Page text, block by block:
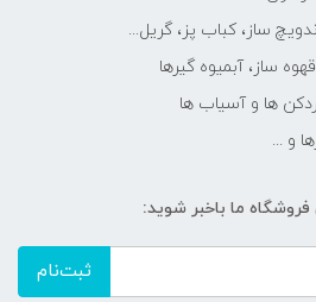
ساز، کباب پز، گریل...
ساز، آبمیوه گیرها
ها و آسیاب ها
و ...
ما باخبر شوید:
ثبت‌نام